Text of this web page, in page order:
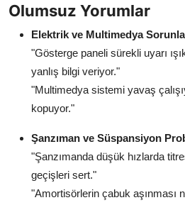
Olumsuz Yorumlar
Elektrik ve Multimedya
"Gösterge paneli sürekli uyarı
yanlış bilgi veriyor."
"Multimedya sistemi yavaş
kopuyor."
Şanzıman ve Süspansiyon
"Şanzımanda düşük hızlarda
geçişleri sert."
"Amortisörlerin çabuk aşınması